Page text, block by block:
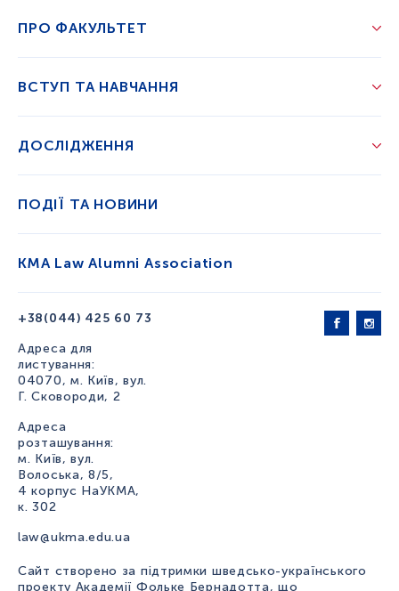
+38(044) 425 60 73
Адреса для
листування:
04070, м. Київ, вул.
Г. Сковороди, 2
Адреса
розташування:
м. Київ, вул.
Волоська, 8/5,
4 корпус НаУКМА,
к. 302
law@ukma.edu.ua
ПРО ФАКУЛЬТЕТ
ВСТУП ТА НАВЧАННЯ
ДОСЛІДЖЕННЯ
ПОДІЇ ТА НОВИНИ
KMA Law Alumni Association
Сайт створено за підтримки шведсько-українського
проекту Академії Фольке Бернадотта, що